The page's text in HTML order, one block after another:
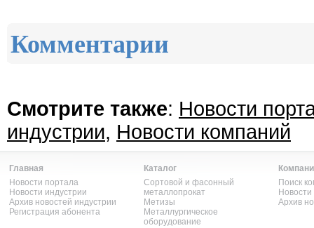
Комментарии
Смотрите также: Новости
индустрии, Новости компаний
Главная
Новости портала
Новости индустрии
Архив новостей индустрии
Регистрация абонента
Каталог
Сортовой и фасонный
металлопрокат
Метизы
Металлургическое
оборудование
Поиск
Архив